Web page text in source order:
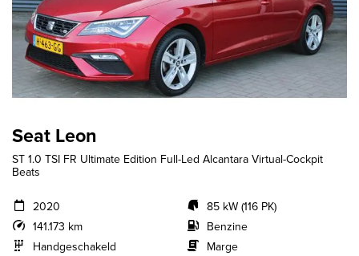
Seat Leon
ST 1.0 TSI FR Ultimate Edition Full-Led Alcantara Virtual-Cockpit
Beats
2020
141.173 km
Handgeschakeld
85 kW (116 PK)
Benzine
Marge